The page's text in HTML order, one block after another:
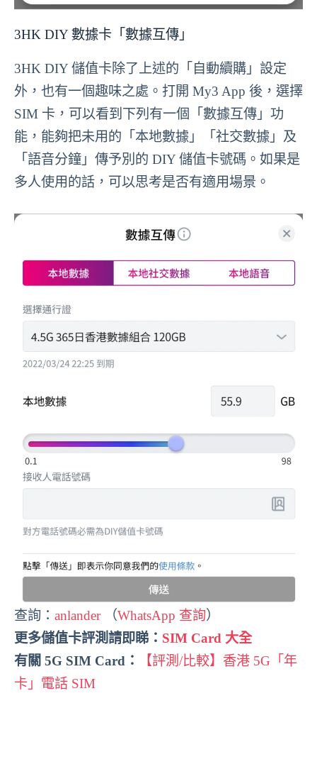
3HK DIY 數據卡「數據互傳」
3HK DIY 儲值卡除了上述的「自動續購」設定
外，也有一個趣味之處。打開 My3 App 後，選擇
SIM 卡，可以看到下列有一個「數據互傳」功
能，能夠把未用的「本地數據」「社交數據」及
「語音分鐘」傳予別的 DIY 儲值卡號碼。如果是
多人使用的話，可以思考是否有適用場景。
查詢： anlander（WhatsApp 查詢）
更多儲值卡評測請即睇： SIM Card 大全
有關 5G SIM Card：
【評測/比較】香港 5G「年
卡」電話 SIM